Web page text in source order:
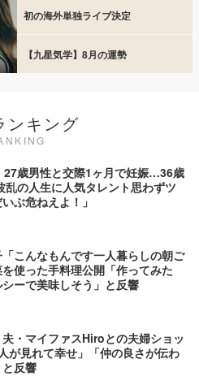
初の海外単独ライブ決定
【九星気学】8月の運勢
ンキング
27歳男性と交際1ヶ月で妊娠…36歳
乱の人生に人気タレント思わずツ
ぶ危ねえよ！」
こんなもんです一人暮らしの朝ご
使った手料理公開「作ってみた
ーで美味しそう」と反響
・マイファスHiroとの夫婦ショッ
が見れて幸せ」「仲の良さが伝わ
反響